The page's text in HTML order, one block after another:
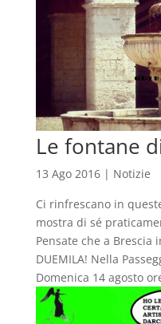
Le fontane
13 Ago 2016| Notizie
Ci rinfrescano in
mostra di sé
Pensate che a Brescia
DUEMILA! Nella
Domenica 14 agosto